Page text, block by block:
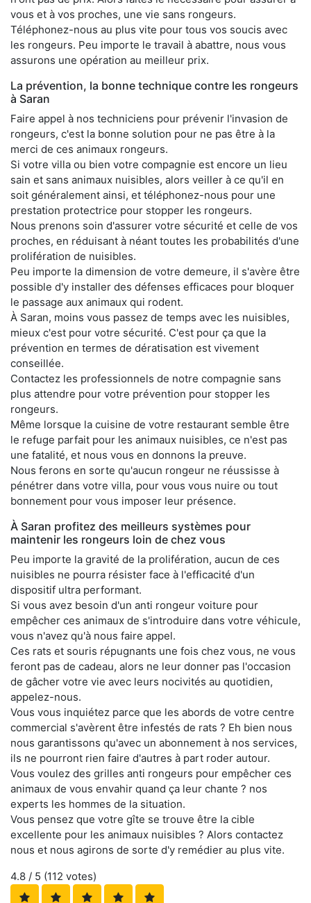
vous et à vos proches, une vie sans rongeurs.
Téléphonez-nous au plus vite pour tous vos soucis avec
les rongeurs. Peu importe le travail à abattre, nous vous
assurons une opération au meilleur prix.
La prévention, la bonne technique contre les rongeurs
à Saran
Faire appel à nos techniciens pour prévenir l'invasion de
rongeurs, c'est la bonne solution pour ne pas être à la
merci de ces animaux rongeurs.
Si votre villa ou bien votre compagnie est encore un lieu
sain et sans animaux nuisibles, alors veiller à ce qu'il en
soit généralement ainsi, et téléphonez-nous pour une
prestation protectrice pour stopper les rongeurs.
Nous prenons soin d'assurer votre sécurité et celle de vos
proches, en réduisant à néant toutes les probabilités d'une
prolifération de nuisibles.
Peu importe la dimension de votre demeure, il s'avère être
possible d'y installer des défenses efficaces pour bloquer
le passage aux animaux qui rodent.
À Saran, moins vous passez de temps avec les nuisibles,
mieux c'est pour votre sécurité. C'est pour ça que la
prévention en termes de dératisation est vivement
conseillée.
Contactez les professionnels de notre compagnie sans
plus attendre pour votre prévention pour stopper les
rongeurs.
Même lorsque la cuisine de votre restaurant semble être
le refuge parfait pour les animaux nuisibles, ce n'est pas
une fatalité, et nous vous en donnons la preuve.
Nous ferons en sorte qu'aucun rongeur ne réussisse à
pénétrer dans votre villa, pour vous vous nuire ou tout
bonnement pour vous imposer leur présence.
À Saran profitez des meilleurs systèmes pour
maintenir les rongeurs loin de chez vous
Peu importe la gravité de la prolifération, aucun de ces
nuisibles ne pourra résister face à l'efficacité d'un
dispositif ultra performant.
Si vous avez besoin d'un anti rongeur voiture pour
empêcher ces animaux de s'introduire dans votre véhicule,
vous n'avez qu'à nous faire appel.
Ces rats et souris répugnants une fois chez vous, ne vous
feront pas de cadeau, alors ne leur donner pas l'occasion
de gâcher votre vie avec leurs nocivités au quotidien,
appelez-nous.
Vous vous inquiétez parce que les abords de votre centre
commercial s'avèrent être infestés de rats ? Eh bien nous
nous garantissons qu'avec un abonnement à nos services,
ils ne pourront rien faire d'autres à part roder autour.
Vous voulez des grilles anti rongeurs pour empêcher ces
animaux de vous envahir quand ça leur chante ? nos
experts les hommes de la situation.
Vous pensez que votre gîte se trouve être la cible
excellente pour les animaux nuisibles ? Alors contactez
nous et nous agirons de sorte d'y remédier au plus vite.
4.8 / 5 (112 votes)